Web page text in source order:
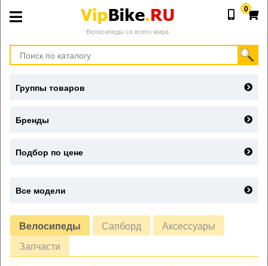
Велосипеды со всего мира
0
Велосипеды Сапборд
Аксессуары
Запчасти
Группы товаров
Бренды
Подбор по цене
Все модели